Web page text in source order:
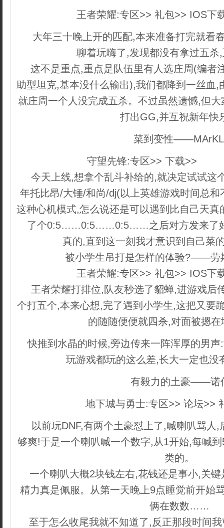
王者荣耀:专区>> 礼包>> IOS下
大年三十晚上开的匹配,本来准备打完就看
聊着玩嗨了,发现都没有拿过五
这不是重点,重点是队伍里有人选庄周(编者
助型坦克,基本没什么输出),我们都降到一丝血
就庄周一个人没完成五杀。不过虽然遗憾,但
打出GG,并互祝新年快
菜到变性
守望先锋:专区>> 下载>>
今天上线,想拿个乱斗补给的,就决定试试这
年托比昂/大锤/和尚/dj(以上英雄游戏时间总
这种心机模式,怎么说还是可以遇到比自己天
了个0:5……0:5……0:5……之后对方发来了
真的,直到这一刻我才意识到自己
被小学生吊打是怎样的体验?——
王者荣耀:专区>> 礼包>> IOS下
王者荣耀打排位,队友秒选了貂蝉,进游戏后
个打五个,本来心想,完了遇到小学生,这把又要
的随随便便就四杀,对面被摁在
快推到水晶的时候,旁边传来一阵浑厚的男
玩游戏都玩的这么差,长大一定也没
有毅力的土豪——诺
地下城与勇士:专区>> 论坛>>
以前玩DNF,有两个土豪怼上了,喊喇叭骂人
够爽!于是一个喇叭喊一个数字,从1开始,每喊到
类的。
一个喇叭大概2块钱左右,花钱还是事小,关
精力真是佩服。从第一天晚上9点睡觉前开始
俩在数数……
至于怎么收尾我就不知道了,反正那段时间